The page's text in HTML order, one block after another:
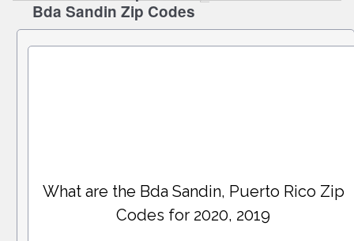
Bda Sandin Zip Codes
What are the Bda Sandin, Puerto Rico Zip
Codes for 2020, 2019